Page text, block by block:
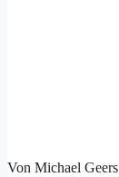
Von Michael Geers